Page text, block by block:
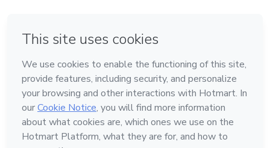
Feito com ❤ na Cidade do México
Conheça a Hotmart
Idioma